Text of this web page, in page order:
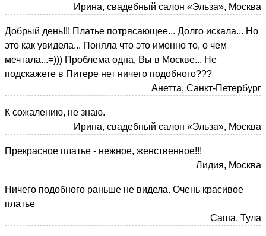
Ирина, свадебный салон «Эльза», Москва
Добрый день!!! Платье потрясающее... Долго искала... Но
это как увидела... Поняла что это именно то, о чем
мечтала...=))) Проблема одна, Вы в Москве... Не
подскажете в Питере нет ничего подобного???
Анетта, Санкт-Петербург
К сожалению, не знаю.
Ирина, свадебный салон «Эльза», Москва
Прекрасное платье - нежное, женственное!!!
Лидия, Москва
Ничего подобного раньше не видела. Очень красивое
платье
Саша, Тула